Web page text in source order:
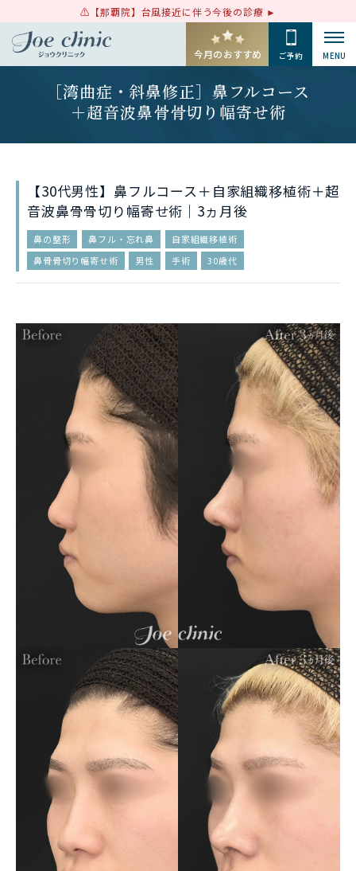
【那覇院】台風接近に伴う今後の診療
今月のおすすめ ご予約 MENU
［湾曲症・斜鼻修正］鼻フルコース
＋超音波鼻骨骨切り幅寄せ術
【30代男性】鼻フルコース＋自家組織移植術＋超
音波鼻骨骨切り幅寄せ術｜3ヵ月後
鼻の整形 鼻フル・忘れ鼻
自家組織移植術
鼻骨骨切り幅寄せ術
男性 手術 30歳代